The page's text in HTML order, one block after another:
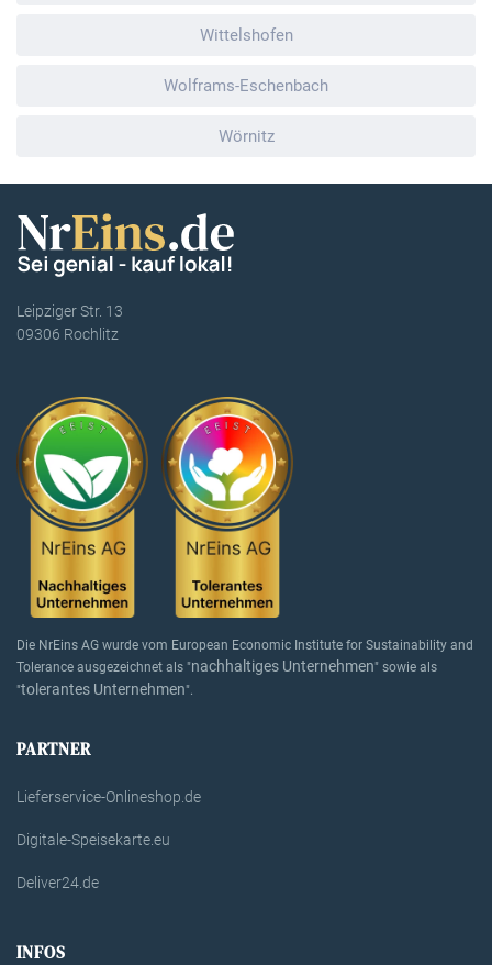
Wittelshofen
Wolframs-Eschenbach
Wörnitz
Leipziger Str. 13
09306 Rochlitz
Die NrEins AG wurde vom European Economic Institute for Sustainability and
Tolerance ausgezeichnet als "nachhaltiges Unternehmen" sowie als
"tolerantes Unternehmen".
PARTNER
Lieferservice-Onlineshop.de
Digitale-Speisekarte.eu
Deliver24.de
INFOS